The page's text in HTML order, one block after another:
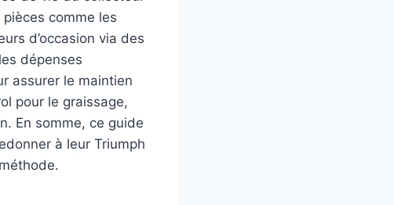
comme les
d’occasion via des
dépenses
assurer le maintien
pour le graissage,
En somme, ce guide
à leur Triumph